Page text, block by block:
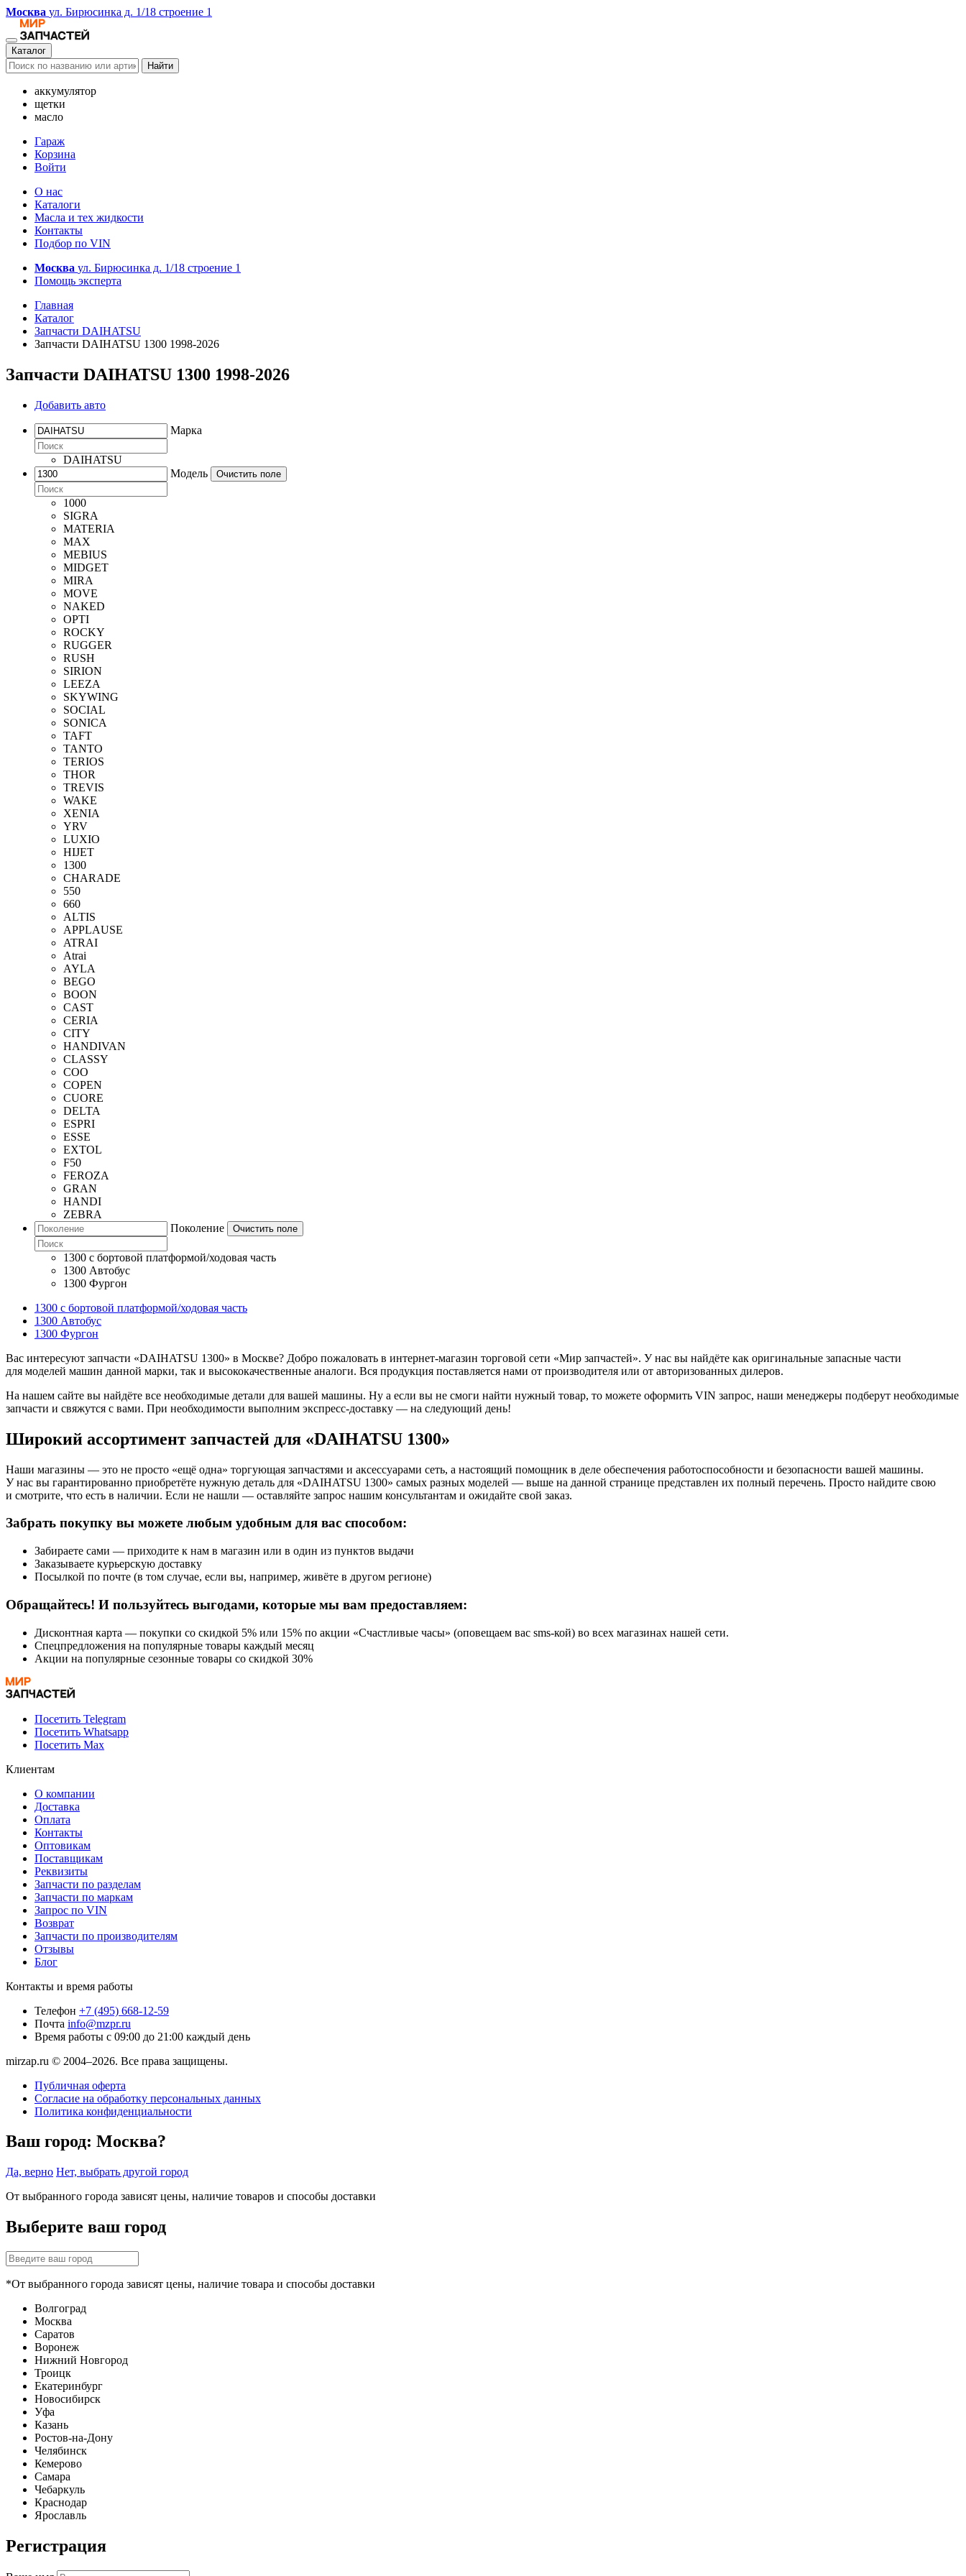
Москва ул. Бирюсинка д. 1/18 строение 1
Каталог
Найти
аккумулятор
щетки
масло
Гараж
Корзина
Войти
О нас
Каталоги
Масла и тех жидкости
Контакты
Подбор по VIN
Москва ул. Бирюсинка д. 1/18 строение 1
Помощь эксперта
Главная
Каталог
Запчасти DAIHATSU
Запчасти DAIHATSU 1300 1998-2026
Запчасти DAIHATSU 1300 1998-2026
Добавить авто
Марка
DAIHATSU
Модель
Очистить поле
1000
SIGRA
MATERIA
MAX
MEBIUS
MIDGET
MIRA
MOVE
NAKED
OPTI
ROCKY
RUGGER
RUSH
SIRION
LEEZA
SKYWING
SOCIAL
SONICA
TAFT
TANTO
TERIOS
THOR
TREVIS
WAKE
XENIA
YRV
LUXIO
HIJET
1300
CHARADE
550
660
ALTIS
APPLAUSE
ATRAI
Atrai
AYLA
BEGO
BOON
CAST
CERIA
CITY
HANDIVAN
CLASSY
COO
COPEN
CUORE
DELTA
ESPRI
ESSE
EXTOL
F50
FEROZA
GRAN
HANDI
ZEBRA
Поколение
Очистить поле
1300 c бортовой платформой/ходовая часть
1300 Автобус
1300 Фургон
1300 c бортовой платформой/ходовая часть
1300 Автобус
1300 Фургон
Вас интересуют запчасти «DAIHATSU 1300» в Москве? Добро пожаловать в интернет-магазин торговой сети «Мир запчастей». У нас вы найдёте как оригинальные запасные части
для моделей машин данной марки, так и высококачественные аналоги. Вся продукция поставляется нами от производителя или от авторизованных дилеров.
На нашем сайте вы найдёте все необходимые детали для вашей машины. Ну а если вы не смоги найти нужный товар, то можете оформить VIN запрос, наши менеджеры подберут необходимые
запчасти и свяжутся с вами. При необходимости выполним экспресс-доставку — на следующий день!
Широкий ассортимент запчастей для «DAIHATSU 1300»
Наши магазины — это не просто «ещё одна» торгующая запчастями и аксессуарами сеть, а настоящий помощник в деле обеспечения работоспособности и безопасности вашей машины.
У нас вы гарантированно приобретёте нужную деталь для «DAIHATSU 1300» самых разных моделей — выше на данной странице представлен их полный перечень. Просто найдите свою
и смотрите, что есть в наличии. Если не нашли — оставляйте запрос нашим консультантам и ожидайте свой заказ.
Забрать покупку вы можете любым удобным для вас способом:
Забираете сами — приходите к нам в магазин или в один из пунктов выдачи
Заказываете курьерскую доставку
Посылкой по почте (в том случае, если вы, например, живёте в другом регионе)
Обращайтесь! И пользуйтесь выгодами, которые мы вам предоставляем:
Дисконтная карта — покупки со скидкой 5% или 15% по акции «Счастливые часы» (оповещаем вас sms-кой) во всех магазинах нашей сети.
Спецпредложения на популярные товары каждый месяц
Акции на популярные сезонные товары со скидкой 30%
Посетить Telegram
Посетить Whatsapp
Посетить Max
Клиентам
О компании
Доставка
Оплата
Контакты
Оптовикам
Поставщикам
Реквизиты
Запчасти по разделам
Запчасти по маркам
Запрос по VIN
Возврат
Запчасти по производителям
Отзывы
Блог
Контакты и время работы
Телефон +7 (495) 668-12-59
Почта info@mzpr.ru
Время работы с 09:00 до 21:00 каждый день
mirzap.ru © 2004–2026. Все права защищены.
Публичная оферта
Согласие на обработку персональных данных
Политика конфиденциальности
Ваш город: Москва?
Да, верно Нет, выбрать другой город
От выбранного города зависят цены, наличие товаров и способы доставки
Выберите ваш город
*От выбранного города зависят цены, наличие товара и способы доставки
Волгоград
Москва
Саратов
Воронеж
Нижний Новгород
Троицк
Екатеринбург
Новосибирск
Уфа
Казань
Ростов-на-Дону
Челябинск
Кемерово
Самара
Чебаркуль
Краснодар
Ярославль
Регистрация